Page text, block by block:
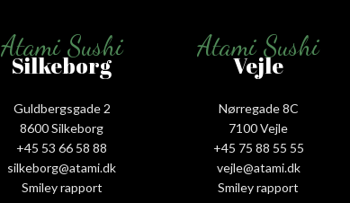
Atami Sushi
Silkeborg
Guldbergsgade 2
8600 Silkeborg
+45 53 66 58 88
silkeborg@atami.dk
Smiley rapport
Atami Sushi
Vejle
Nørregade 8C
7100 Vejle
+45 75 88 55 55
vejle@atami.dk
Smiley rapport